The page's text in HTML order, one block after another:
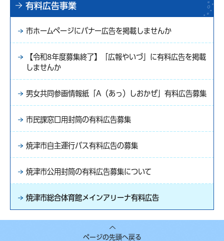
有料広告事業
市ホームページにバナー広告を掲載しませんか
【令和8年度募集終了】「広報やいづ」に有料広告を掲載
しませんか
男女共同参画情報紙「A（あっ）しおかぜ」有料広告募集
市民課窓口用封筒の有料広告募集
焼津市自主運行バス有料広告の募集
焼津市公用封筒の有料広告募集について
焼津市総合体育館メインアリーナ有料広告
ページの先頭へ戻る